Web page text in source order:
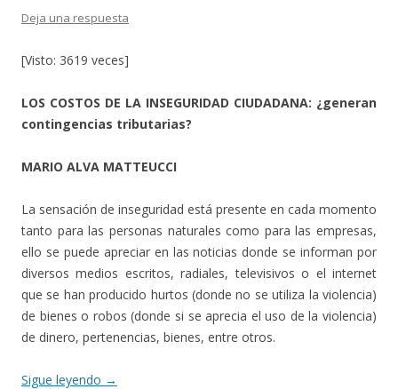
Deja una respuesta
[Visto: 3619 veces]
LOS COSTOS DE LA INSEGURIDAD CIUDADANA: ¿generan
contingencias tributarias?
MARIO ALVA MATTEUCCI
La sensación de inseguridad está presente en cada momento
tanto para las personas naturales como para las empresas,
ello se puede apreciar en las noticias donde se informan por
diversos medios escritos, radiales, televisivos o el internet
que se han producido hurtos (donde no se utiliza la violencia)
de bienes o robos (donde si se aprecia el uso de la violencia)
de dinero, pertenencias, bienes, entre otros.
Sigue leyendo →